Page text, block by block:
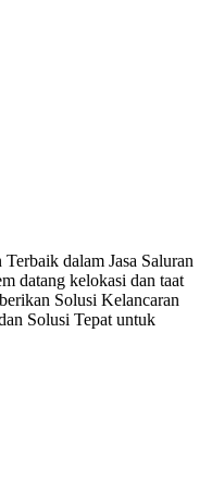
dalam Jasa Saluran
datang kelokasi dan taat
Solusi Kelancaran
Solusi Tepat untuk